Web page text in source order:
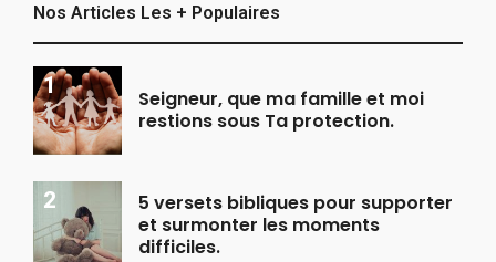
Nos Articles Les + Populaires
Seigneur, que ma famille et moi
restions sous Ta protection.
5 versets bibliques pour supporter
et surmonter les moments
difficiles.